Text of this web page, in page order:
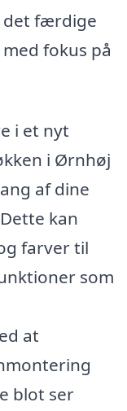
det færdige
fokus på
i et nyt
i Ørnhøj
af dine
kan
farver til
som
at
blot ser